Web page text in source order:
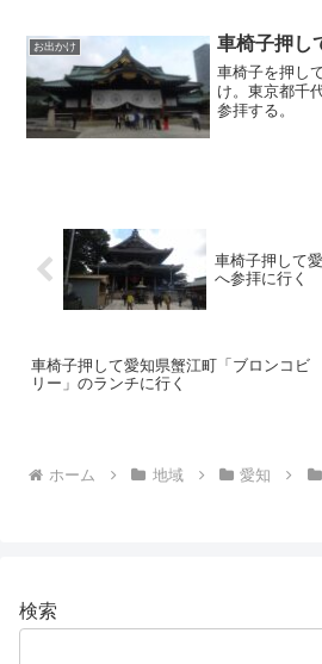
お出かけ 車椅子押し
車椅子を押し
け。東京都千
参拝する。
車椅子押して
へ参拝に行く
車椅子押して愛知県蟹江町「ブロンコビ
リー」のランチに行く
ホーム 地域 愛知
検索